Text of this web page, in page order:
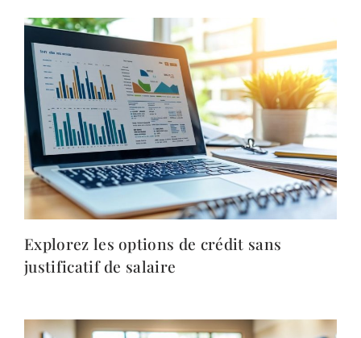
Explorez les options de crédit sans
justificatif de salaire